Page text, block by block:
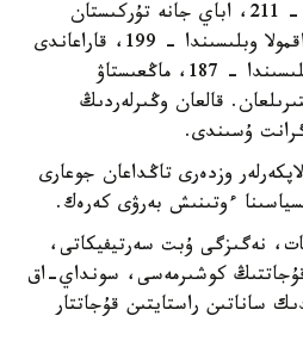
باتىس قازاقستان وبلىسىندا – 211، اباي جانە تۇركىستان
وبلىستارىندا – 200 دەن، اقمولا وبلىسىندا – 199، قاراعاندى
وبلىسىندا – 198، اتىراۋ وبلىسىندا – 187، ماڭعىستاۋ
قاراستىرىلعان. قالعان وڭىرلەردىڭ
وزدەرى تاڭداعان جوعارى
ءوتىنىش بەرۋى كەرەك.
نەگىزگى ۇبت سەرتيفيكاتى،
قۇجاتتىڭ كوشىرمەسى، سونداي-اق
ساناتىن راستايتىن قۇجاتتار